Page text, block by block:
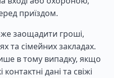
приїздом.
заощадити гроші,
та сімейних закладах.
в тому випадку, якщо
дані та свіжі